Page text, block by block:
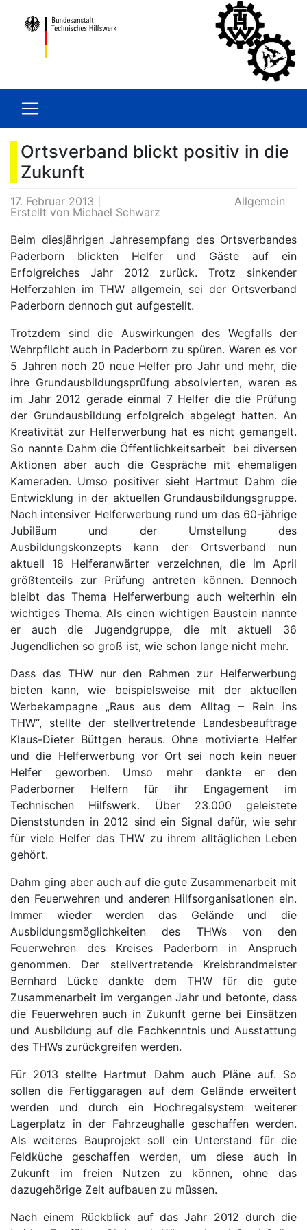
Ortsverband blickt positiv in die
Zukunft
17. Februar 2013
Allgemein
Erstellt von Michael Schwarz
Beim diesjährigen Jahresempfang des Ortsverbandes
Paderborn blickten Helfer und Gäste auf ein
Erfolgreiches Jahr 2012 zurück. Trotz sinkender
Helferzahlen im THW allgemein, sei der Ortsverband
Paderborn dennoch gut aufgestellt.
Trotzdem sind die Auswirkungen des Wegfalls der
Wehrpflicht auch in Paderborn zu spüren. Waren es vor
5 Jahren noch 20 neue Helfer pro Jahr und mehr, die
ihre Grundausbildungsprüfung absolvierten, waren es
im Jahr 2012 gerade einmal 7 Helfer die die Prüfung
der Grundausbildung erfolgreich abgelegt hatten. An
Kreativität zur Helferwerbung hat es nicht gemangelt.
So nannte Dahm die Öffentlichkeitsarbeit bei diversen
Aktionen aber auch die Gespräche mit ehemaligen
Kameraden. Umso positiver sieht Hartmut Dahm die
Entwicklung in der aktuellen Grundausbildungsgruppe.
Nach intensiver Helferwerbung rund um das 60-jährige
Jubiläum und der Umstellung des
Ausbildungskonzepts kann der Ortsverband nun
aktuell 18 Helferanwärter verzeichnen, die im April
größtenteils zur Prüfung antreten können. Dennoch
bleibt das Thema Helferwerbung auch weiterhin ein
wichtiges Thema. Als einen wichtigen Baustein nannte
er auch die Jugendgruppe, die mit aktuell 36
Jugendlichen so groß ist, wie schon lange nicht mehr.
Dass das THW nur den Rahmen zur Helferwerbung
bieten kann, wie beispielsweise mit der aktuellen
Werbekampagne „Raus aus dem Alltag – Rein ins
THW“, stellte der stellvertretende Landesbeauftrage
Klaus-Dieter Büttgen heraus. Ohne motivierte Helfer
und die Helferwerbung vor Ort sei noch kein neuer
Helfer geworben. Umso mehr dankte er den
Paderborner Helfern für ihr Engagement im
Technischen Hilfswerk. Über 23.000 geleistete
Dienststunden in 2012 sind ein Signal dafür, wie sehr
für viele Helfer das THW zu ihrem alltäglichen Leben
gehört.
Dahm ging aber auch auf die gute Zusammenarbeit mit
den Feuerwehren und anderen Hilfsorganisationen ein.
Immer wieder werden das Gelände und die
Ausbildungsmöglichkeiten des THWs von den
Feuerwehren des Kreises Paderborn in Anspruch
genommen. Der stellvertretende Kreisbrandmeister
Bernhard Lücke dankte dem THW für die gute
Zusammenarbeit im vergangen Jahr und betonte, dass
die Feuerwehren auch in Zukunft gerne bei Einsätzen
und Ausbildung auf die Fachkenntnis und Ausstattung
des THWs zurückgreifen werden.
Für 2013 stellte Hartmut Dahm auch Pläne auf. So
sollen die Fertiggaragen auf dem Gelände erweitert
werden und durch ein Hochregalsystem weiterer
Lagerplatz in der Fahrzeughalle geschaffen werden.
Als weiteres Bauprojekt soll ein Unterstand für die
Feldküche geschaffen werden, um diese auch in
Zukunft im freien Nutzen zu können, ohne das
dazugehörige Zelt aufbauen zu müssen.
Nach einem Rückblick auf das Jahr 2012 durch die